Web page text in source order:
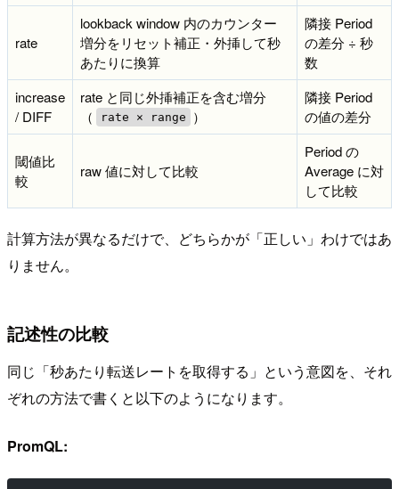
rate
lookback window 内のカウンター
増分をリセット補正・外挿して秒
あたりに換算
隣接 Period
の差分 ÷ 秒
数
increase
/ DIFF
rate と同じ外挿補正を含む増分
（
rate × range ）
隣接 Period
の値の差分
閾値比
較
raw 値に対して比較
Period の
Average に対
して比較
計算方法が異なるだけで、どちらかが「正しい」わけではあ
りません。
記述性の比較
同じ「秒あたり転送レートを取得する」という意図を、それ
ぞれの方法で書くと以下のようになります。
PromQL: